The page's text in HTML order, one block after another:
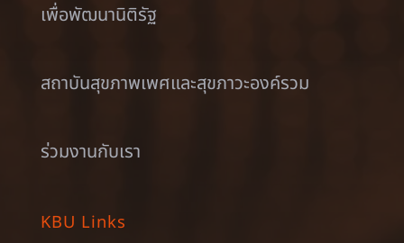
เพื่อพัฒนานิติรัฐ
สถาบันสุขภาพเพศและสุขภาวะองค์รวม
ร่วมงานกับเรา
KBU Links